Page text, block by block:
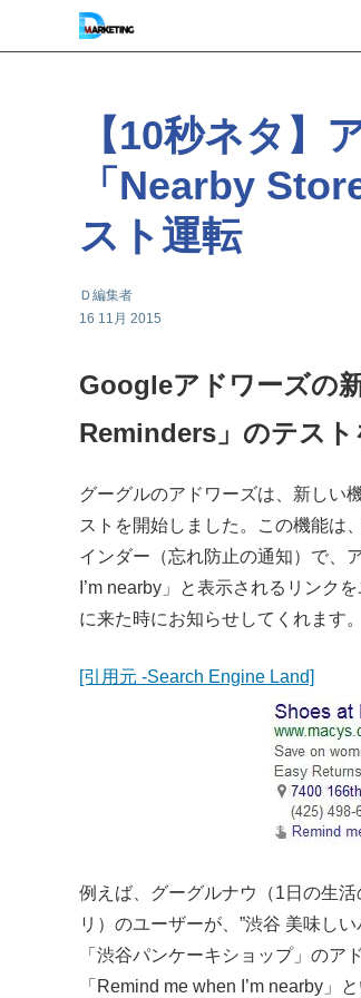
【10秒ネタ】
「Nearby
スト運転
Ｄ編集者
16 11月 2015
Googleアドワーズの
Reminders」のテスト
グーグルのアドワーズは、新しい
ストを開始しました。この機能は
インダー（忘れ防止の通知）で、
I’m nearby」と表示されるリンク
に来た時にお知らせしてくれます。
[引用元 -Search Engine Land]
例えば、グーグルナウ（1日の生
リ）のユーザーが、”渋谷 美味し
「渋谷パンケーキショップ」のア
「Remind me when I’m nearby」